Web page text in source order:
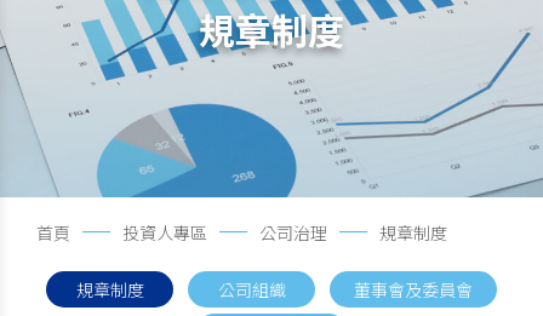
規章制度
首頁 投資人專區 公司治理 規章制度
規章制度 公司組織
董事會及委員會